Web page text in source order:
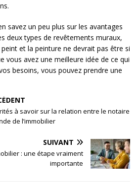
savez un peu plus sur les avantages
deux types de revêtements muraux,
et la peinture ne devrait pas être si
vous avez une meilleure idée de ce qui
besoins, vous pouvez prendre une
à savoir sur la relation entre le notaire
de l’immobilier
SUIVANT
: une étape vraiment
importante